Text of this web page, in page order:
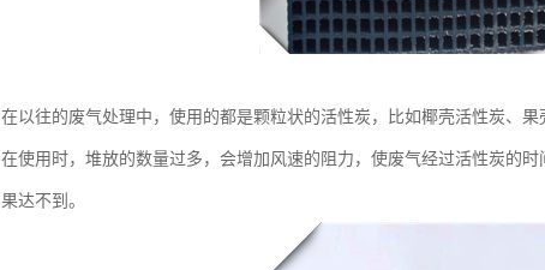
在以往的废气处理中，使用的都是颗粒状的活性炭，比如椰壳活性炭、
在使用时，堆放的数量过多，会增加风速的阻力，使废气经过活性炭的
果达不到。